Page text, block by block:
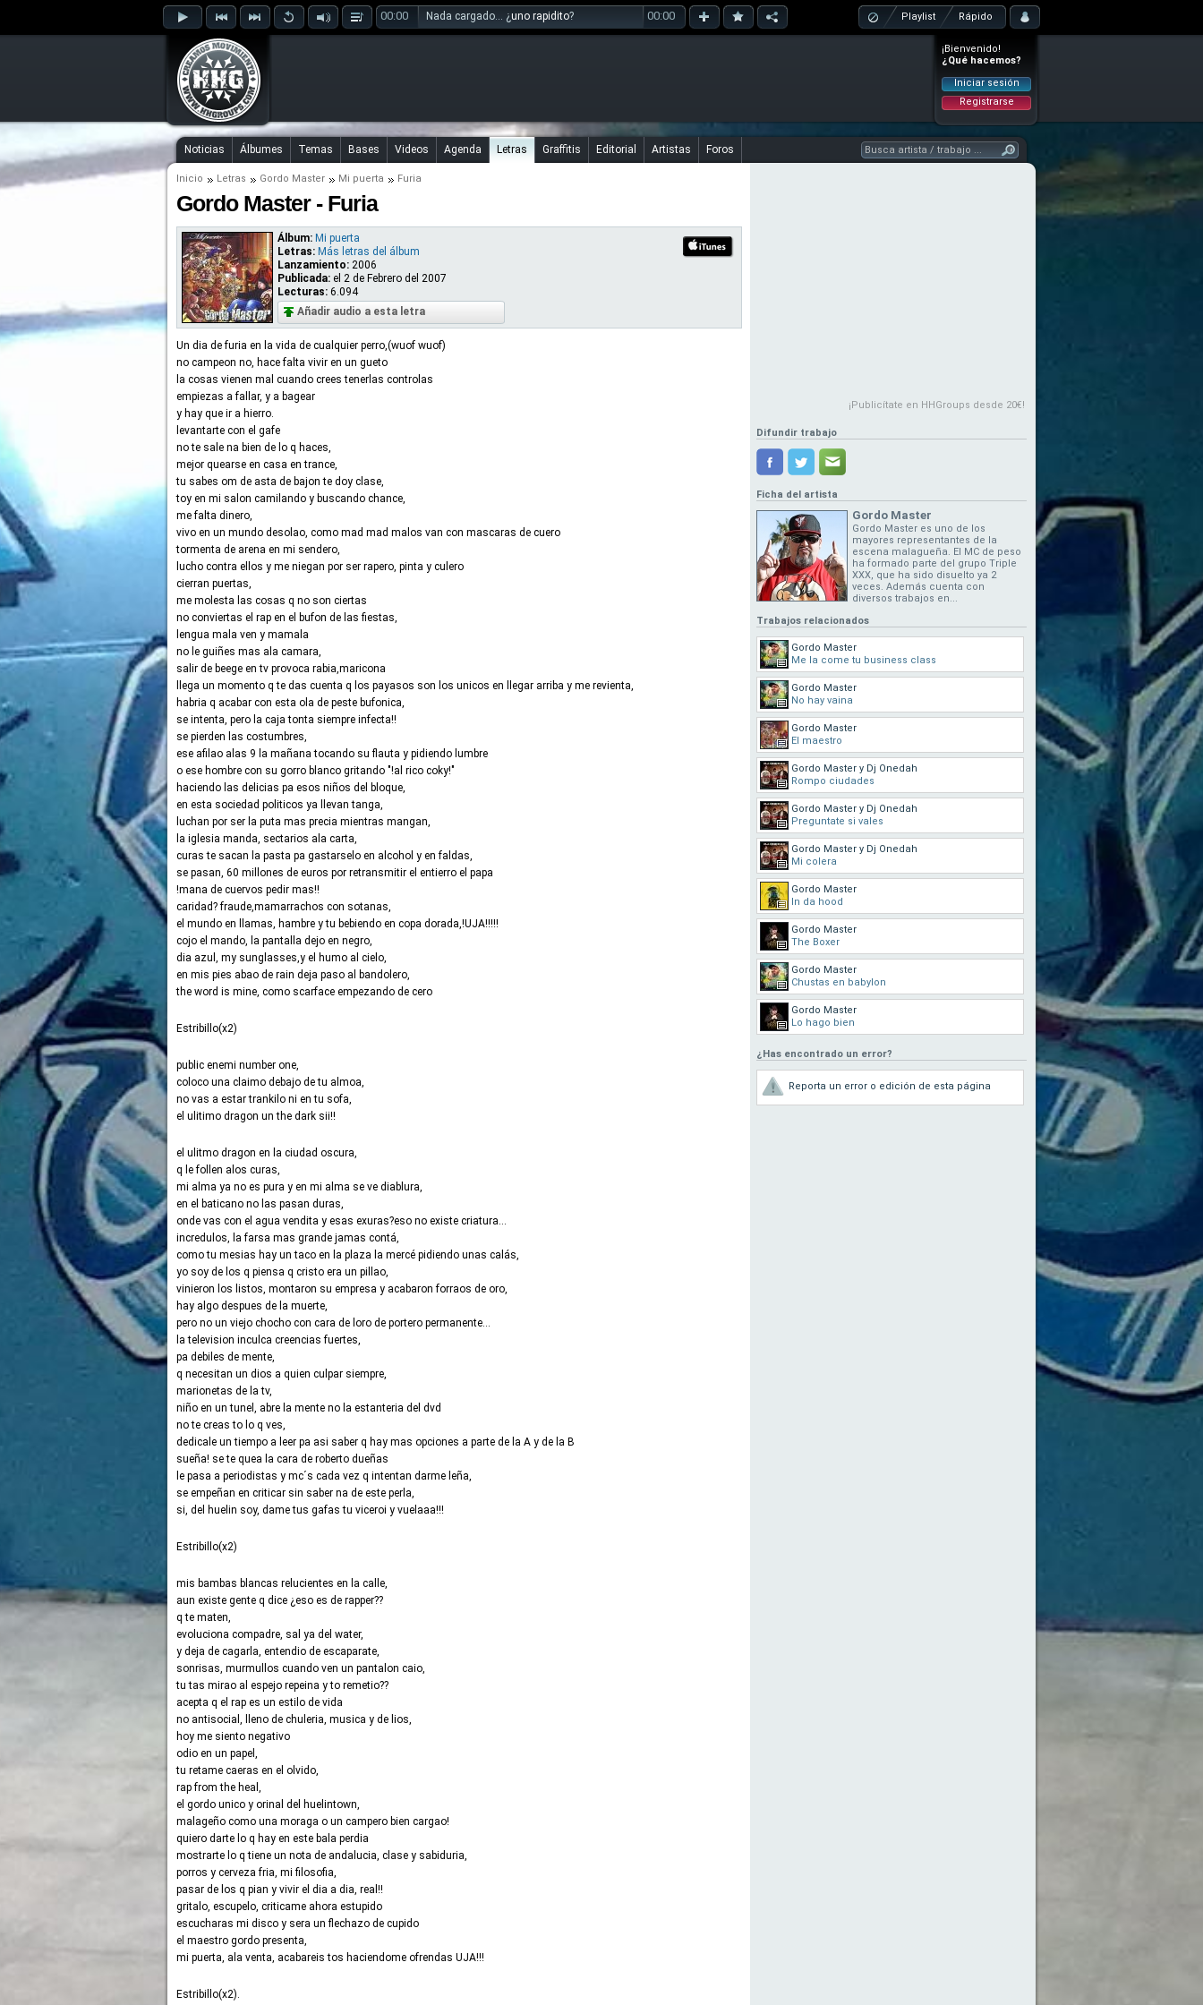
00:00 Nada cargado... ¿uno rapidito? 00:00 Playlist Rápido
¡Bienvenido!
¿Qué hacemos?
Iniciar sesión
Registrarse
Noticias Álbumes Temas Bases Videos Agenda Letras Graffitis Editorial Artistas Foros
Inicio Letras Gordo Master Mi puerta Furia
Gordo Master - Furia
Álbum: Mi puerta
Letras: Más letras del álbum
Lanzamiento: 2006
Publicada: el 2 de Febrero del 2007
Lecturas: 6.094
Añadir audio a esta letra
Un dia de furia en la vida de cualquier perro,(wuof wuof)
no campeon no, hace falta vivir en un gueto
la cosas vienen mal cuando crees tenerlas controlas
empiezas a fallar, y a bagear
y hay que ir a hierro.
levantarte con el gafe
no te sale na bien de lo q haces,
mejor quearse en casa en trance,
tu sabes om de asta de bajon te doy clase,
toy en mi salon camilando y buscando chance,
me falta dinero,
vivo en un mundo desolao, como mad mad malos van con mascaras de cuero
tormenta de arena en mi sendero,
lucho contra ellos y me niegan por ser rapero, pinta y culero
cierran puertas,
me molesta las cosas q no son ciertas
no conviertas el rap en el bufon de las fiestas,
lengua mala ven y mamala
no le guiñes mas ala camara,
salir de beege en tv provoca rabia,maricona
llega un momento q te das cuenta q los payasos son los unicos en llegar arriba y me revienta,
habria q acabar con esta ola de peste bufonica,
se intenta, pero la caja tonta siempre infecta!!
se pierden las costumbres,
ese afilao alas 9 la mañana tocando su flauta y pidiendo lumbre
o ese hombre con su gorro blanco gritando "!al rico coky!"
haciendo las delicias pa esos niños del bloque,
en esta sociedad politicos ya llevan tanga,
luchan por ser la puta mas precia mientras mangan,
la iglesia manda, sectarios ala carta,
curas te sacan la pasta pa gastarselo en alcohol y en faldas,
se pasan, 60 millones de euros por retransmitir el entierro el papa
!mana de cuervos pedir mas!!
caridad? fraude,mamarrachos con sotanas,
el mundo en llamas, hambre y tu bebiendo en copa dorada,!UJA!!!!!
cojo el mando, la pantalla dejo en negro,
dia azul, my sunglasses,y el humo al cielo,
en mis pies abao de rain deja paso al bandolero,
the word is mine, como scarface empezando de cero
Estribillo(x2)
public enemi number one,
coloco una claimo debajo de tu almoa,
no vas a estar trankilo ni en tu sofa,
el ulitimo dragon un the dark sii!!
el ulitmo dragon en la ciudad oscura,
q le follen alos curas,
mi alma ya no es pura y en mi alma se ve diablura,
en el baticano no las pasan duras,
onde vas con el agua vendita y esas exuras?eso no existe criatura...
incredulos, la farsa mas grande jamas contá,
como tu mesias hay un taco en la plaza la mercé pidiendo unas calás,
yo soy de los q piensa q cristo era un pillao,
vinieron los listos, montaron su empresa y acabaron forraos de oro,
hay algo despues de la muerte,
pero no un viejo chocho con cara de loro de portero permanente...
la television inculca creencias fuertes,
pa debiles de mente,
q necesitan un dios a quien culpar siempre,
marionetas de la tv,
niño en un tunel, abre la mente no la estanteria del dvd
no te creas to lo q ves,
dedicale un tiempo a leer pa asi saber q hay mas opciones a parte de la A y de la B
sueña! se te quea la cara de roberto dueñas
le pasa a periodistas y mc´s cada vez q intentan darme leña,
se empeñan en criticar sin saber na de este perla,
si, del huelin soy, dame tus gafas tu viceroi y vuelaaa!!!
Estribillo(x2)
mis bambas blancas relucientes en la calle,
aun existe gente q dice ¿eso es de rapper??
q te maten,
evoluciona compadre, sal ya del water,
y deja de cagarla, entendio de escaparate,
sonrisas, murmullos cuando ven un pantalon caio,
tu tas mirao al espejo repeina y to remetio??
acepta q el rap es un estilo de vida
no antisocial, lleno de chuleria, musica y de lios,
hoy me siento negativo
odio en un papel,
tu retame caeras en el olvido,
rap from the heal,
el gordo unico y orinal del huelintown,
malageño como una moraga o un campero bien cargao!
quiero darte lo q hay en este bala perdia
mostrarte lo q tiene un nota de andalucia, clase y sabiduria,
porros y cerveza fria, mi filosofia,
pasar de los q pian y vivir el dia a dia, real!!
gritalo, escupelo, criticame ahora estupido
escucharas mi disco y sera un flechazo de cupido
el maestro gordo presenta,
mi puerta, ala venta, acabareis tos haciendome ofrendas UJA!!!
Estribillo(x2).
¡Publicítate en HHGroups desde 20€!
Difundir trabajo
Ficha del artista
Gordo Master
Gordo Master es uno de los
mayores representantes de la
escena malagueña. El MC de peso
ha formado parte del grupo Triple
XXX, que ha sido disuelto ya 2
veces. Además cuenta con
diversos trabajos en...
Trabajos relacionados
Gordo Master
Me la come tu business class
Gordo Master
No hay vaina
Gordo Master
El maestro
Gordo Master y Dj Onedah
Rompo ciudades
Gordo Master y Dj Onedah
Preguntate si vales
Gordo Master y Dj Onedah
Mi colera
Gordo Master
In da hood
Gordo Master
The Boxer
Gordo Master
Chustas en babylon
Gordo Master
Lo hago bien
¿Has encontrado un error?
Reporta un error o edición de esta página